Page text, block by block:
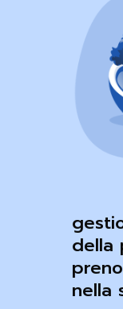
della
nella